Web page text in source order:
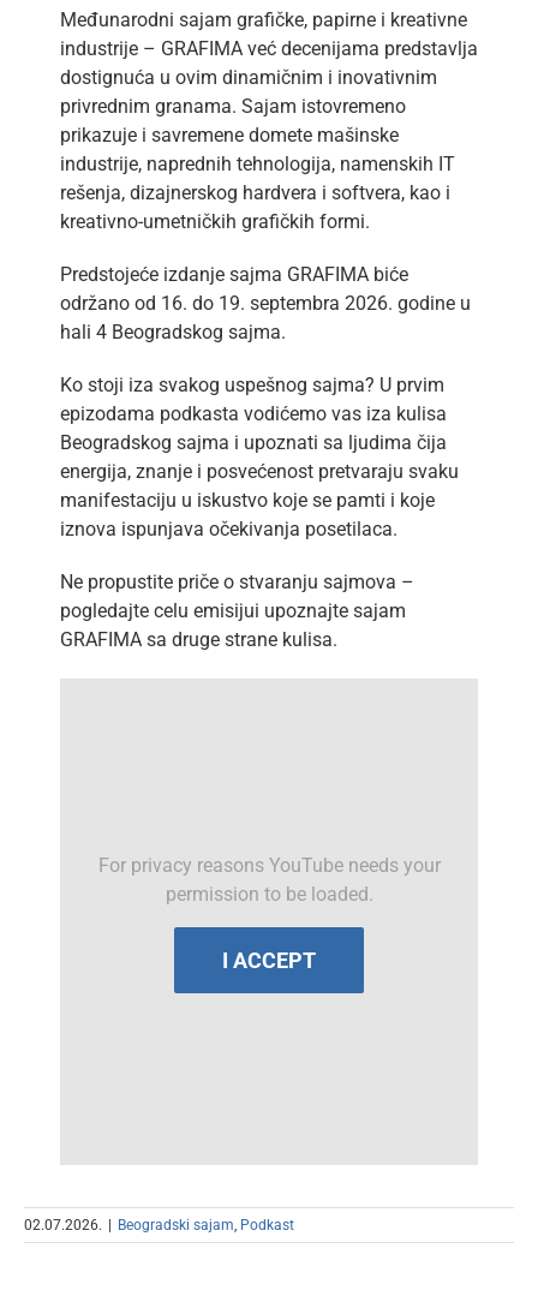
Međunarodni sajam grafičke, papirne i kreativne
industrije – GRAFIMA već decenijama predstavlja
dostignuća u ovim dinamičnim i inovativnim
privrednim granama. Sajam istovremeno
prikazuje i savremene domete mašinske
industrije, naprednih tehnologija, namenskih IT
rešenja, dizajnerskog hardvera i softvera, kao i
kreativno-umetničkih grafičkih formi.
Predstojeće izdanje sajma GRAFIMA biće
održano od 16. do 19. septembra 2026. godine u
hali 4 Beogradskog sajma.
Ko stoji iza svakog uspešnog sajma? U prvim
epizodama podkasta vodićemo vas iza kulisa
Beogradskog sajma i upoznati sa ljudima čija
energija, znanje i posvećenost pretvaraju svaku
manifestaciju u iskustvo koje se pamti i koje
iznova ispunjava očekivanja posetilaca.
Ne propustite priče o stvaranju sajmova –
pogledajte celu emisijui upoznajte sajam
GRAFIMA sa druge strane kulisa.
For privacy reasons YouTube needs your
permission to be loaded.
I ACCEPT
02.07.2026. Beogradski sajam, Podkast